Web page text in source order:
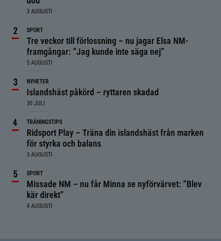
3 AUGUSTI
SPORT
Tre veckor till förlossning – nu jagar Elsa NM-
framgångar: ”Jag kunde inte säga nej”
5 AUGUSTI
NYHETER
Islandshäst påkörd – ryttaren skadad
30 JULI
TRÄNINGSTIPS
Ridsport Play – Träna din islandshäst från marken
för styrka och balans
3 AUGUSTI
SPORT
Missade NM – nu får Minna se nyförvärvet: ”Blev
kär direkt”
4 AUGUSTI